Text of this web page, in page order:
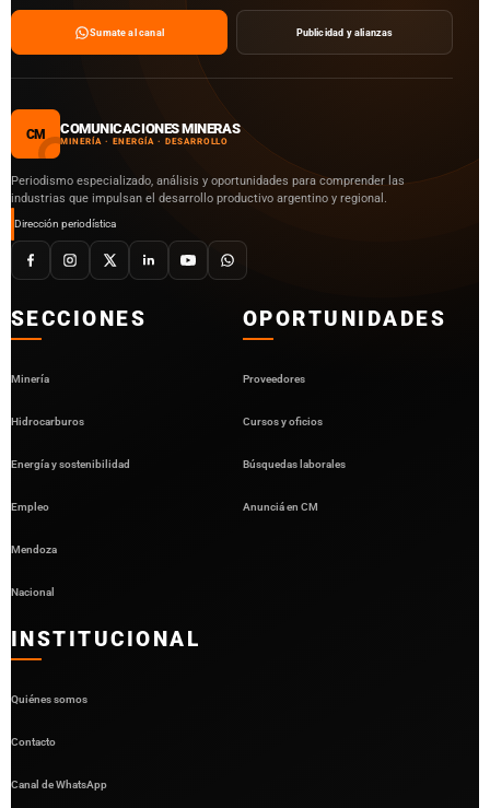
Sumate al canal Publicidad y alianzas
CM COMUNICACIONES MINERAS
MINERÍA · ENERGÍA · DESARROLLO
Periodismo especializado, análisis y oportunidades para comprender las
industrias que impulsan el desarrollo productivo argentino y regional.
Dirección periodística
SECCIONES
Minería
Hidrocarburos
Energía y sostenibilidad
Empleo
Mendoza
Nacional
OPORTUNIDADES
Proveedores
Cursos y oficios
Búsquedas laborales
Anunciá en CM
INSTITUCIONAL
Quiénes somos
Contacto
Canal de WhatsApp